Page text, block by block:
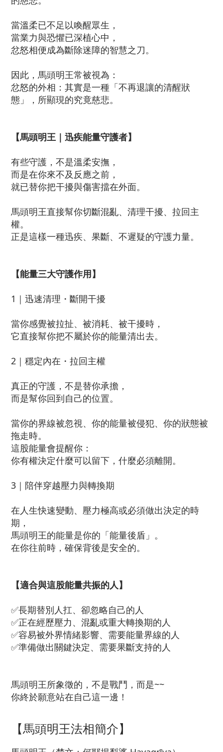
當溫柔已不足以喚醒眾生，
當業力與恐懼已深植心中，
忿怒相便成為斷除迷障的智慧之刀。
因此，馬頭明王常被視為：
忿怒的外相：其實是一種「不再退讓的清醒狀
態」，所顯現的究竟慈悲。
【馬頭明王｜迅疾能量守護者】
有些守護，不是溫柔安撫，
而是在你來不及反應之前，
就已替你把干擾與傷害擋在外面。
馬頭明王直接幫你切斷混亂、清理干擾、拉回主
權。
正是這樣一種迅疾、果斷、不遲疑的守護力量。
【能量三大守護作用】
1｜迅速清理・斷開干擾
當你感覺被拉扯、被消耗、被干擾時，
它直接幫你把不屬於你的能量清出去。
2｜穩定內在・拉回主權
真正的守護，不是替你承擔，
而是幫你回到自己的位置。
當你的界線被忽視、你的能量被侵犯、你的狀態被
拖走時。
這股能量會提醒你：
你有權決定什麼可以留下，什麼必須離開。
3｜陪伴穿越壓力與轉換期
在人生快速變動、壓力極高或必須做出決定的時
期，
馬頭明王的能量是你的「能量後盾」。
在你往前時，確保背後是安全的。
【適合與這股能量共振的人】
✅長期替別人扛、卻忽略自己的人
✅正在經歷壓力、混亂或重大轉換期的人
✅容易被外界情緒影響、需要能量界線的人
✅準備做出關鍵決定、需要果斷支持的人
馬頭明王所象徵的，不是戰鬥，而是~~
你終於願意站在自己這一邊！
【馬頭明王法相簡介】